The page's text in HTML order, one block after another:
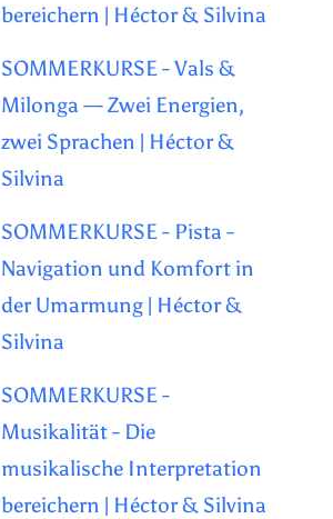
bereichern | Héctor & Silvina
SOMMERKURSE - Vals &
Milonga — Zwei Energien,
zwei Sprachen | Héctor &
Silvina
SOMMERKURSE - Pista -
Navigation und Komfort in
der Umarmung | Héctor &
Silvina
SOMMERKURSE -
Musikalität - Die
musikalische Interpretation
bereichern | Héctor & Silvina